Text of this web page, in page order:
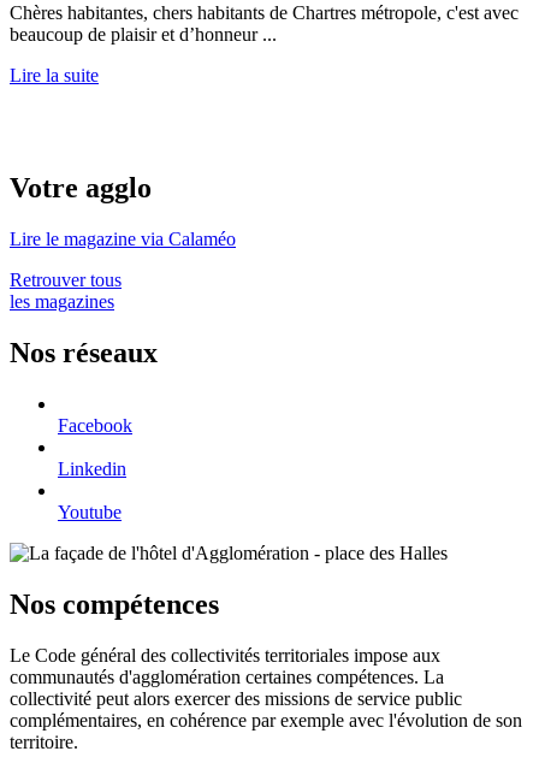
Chères habitantes, chers habitants de Chartres métropole, c'est avec
beaucoup de plaisir et d’honneur ...
Lire la suite
Votre agglo
Lire le magazine via Calaméo
Retrouver tous
les magazines
Nos réseaux
Facebook
Linkedin
Youtube
Nos compétences
Le Code général des collectivités territoriales impose aux
communautés d'agglomération certaines compétences. La
collectivité peut alors exercer des missions de service public
complémentaires, en cohérence par exemple avec l'évolution de son
territoire.